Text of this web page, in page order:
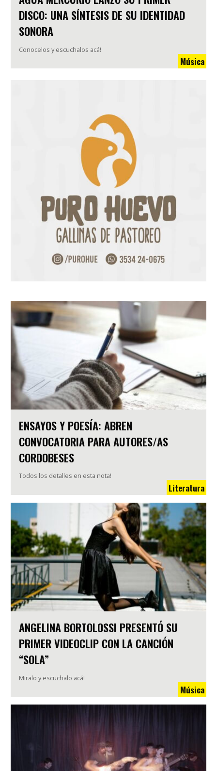
DISCO: UNA SÍNTESIS DE SU IDENTIDAD
SONORA
Conocelos y escuchalos acá!
Música
ENSAYOS Y POESÍA: ABREN
CONVOCATORIA PARA AUTORES/AS
CORDOBESES
Todos los detalles en esta nota!
Literatura
ANGELINA BORTOLOSSI PRESENTÓ SU
PRIMER VIDEOCLIP CON LA CANCIÓN
“SOLA”
Miralo y escuchalo acá!
Música